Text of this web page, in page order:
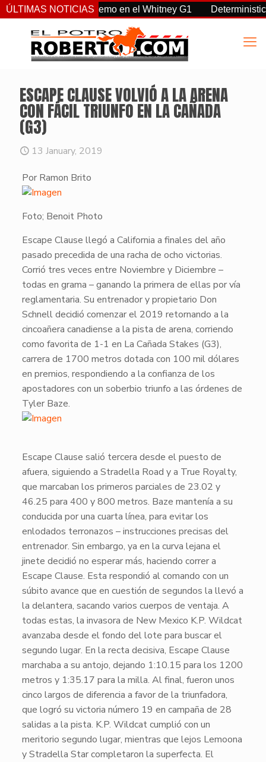
ÚLTIMAS NOTICIAS
supremo en el Whitney G1 Deterministic: héroe
ESCAPE CLAUSE VOLVIÓ A LA ARENA
CON FÁCIL TRIUNFO EN LA CAÑADA
(G3)
13 January, 2019
Por Ramon Brito
Foto; Benoit Photo
Escape Clause llegó a California a finales del año
pasado precedida de una racha de ocho victorias.
Corrió tres veces entre Noviembre y Diciembre –
todas en grama – ganando la primera de ellas por vía
reglamentaria. Su entrenador y propietario Don
Schnell decidió comenzar el 2019 retornando a la
cincoañera canadiense a la pista de arena, corriendo
como favorita de 1-1 en La Cañada Stakes (G3),
carrera de 1700 metros dotada con 100 mil dólares
en premios, respondiendo a la confianza de los
apostadores con un soberbio triunfo a las órdenes de
Tyler Baze.
​Escape Clause salió tercera desde el puesto de
afuera, siguiendo a Stradella Road y a True Royalty,
que marcaban los primeros parciales de 23.02 y
46.25 para 400 y 800 metros. Baze mantenía a su
conducida por una cuarta línea, para evitar los
enlodados terronazos – instrucciones precisas del
entrenador. Sin embargo, ya en la curva lejana el
jinete decidió no esperar más, haciendo correr a
Escape Clause. Esta respondió al comando con un
súbito avance que en cuestión de segundos la llevó a
la delantera, sacando varios cuerpos de ventaja. A
todas estas, la invasora de New Mexico K.P. Wildcat
avanzaba desde el fondo del lote para buscar el
segundo lugar. En la recta decisiva, Escape Clause
marchaba a su antojo, dejando 1:10.15 para los 1200
metros y 1:35.17 para la milla. Al final, fueron unos
cinco largos de diferencia a favor de la triunfadora,
que logró su victoria número 19 en campaña de 28
salidas a la pista. K.P. Wildcatcumplió con un
meritorio segundo lugar, mientras que lejos Lemoona
yStradella Starcompletaron la superfecta. El